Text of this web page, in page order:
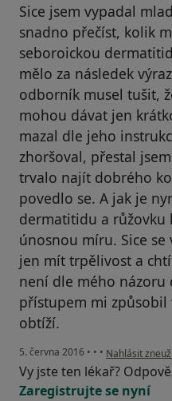
Sice jsem vypadal
snadno přečíst, kolik
seboroickou
mělo za následek
odborník musel tušit,
mohou dávat jen
mazal dle jeho
zhoršoval, přestal
trvalo najít dobrého
povedlo se. A jak je
dermatitidu a růžovku
únosnou míru. Sice se
jen mít trpělivost a
není dle mého názoru
přístupem mi způsobil
obtíží.
5. června 2016 • • • podle názoru
Nahlásit
Vy jste ten lékař?
Zaregistrujte se nyní